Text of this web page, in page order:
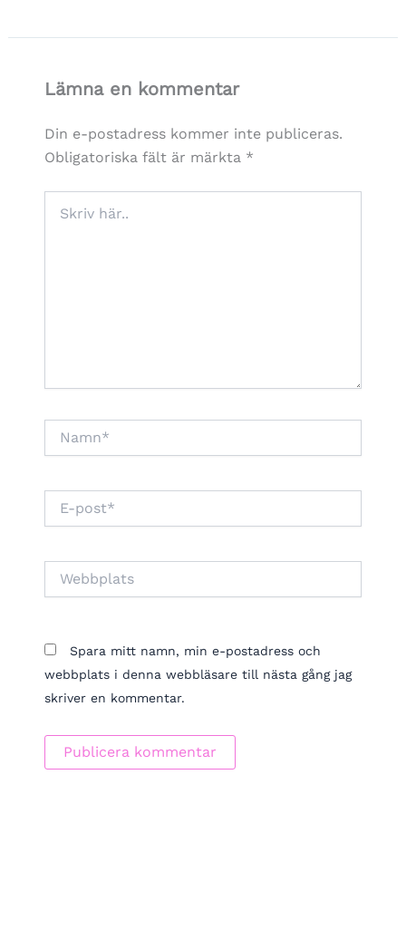
Lämna en kommentar
Din e-postadress kommer inte publiceras.
Obligatoriska fält är märkta *
här..
post*
Spara mitt namn, min e-postadress och
webbplats i denna webbläsare till nästa gång jag
skriver en kommentar.